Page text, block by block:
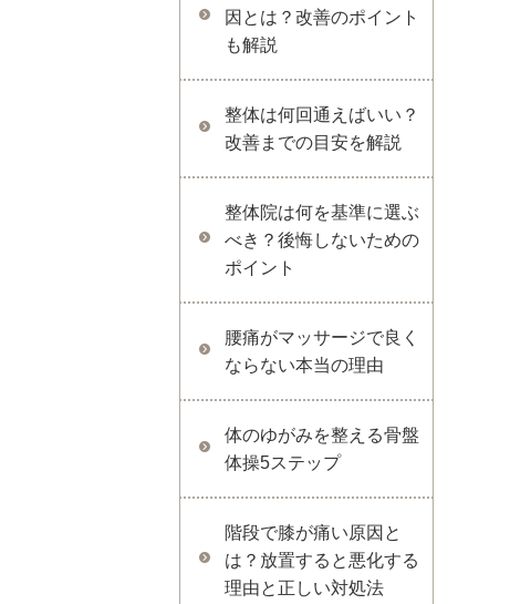
因とは？改善のポイント
も解説
整体は何回通えばいい？
改善までの目安を解説
整体院は何を基準に選ぶ
べき？後悔しないための
ポイント
腰痛がマッサージで良く
ならない本当の理由
体のゆがみを整える骨盤
体操5ステップ
階段で膝が痛い原因と
は？放置すると悪化する
理由と正しい対処法